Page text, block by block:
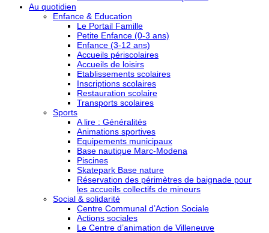
Au quotidien
Enfance & Education
Le Portail Famille
Petite Enfance (0-3 ans)
Enfance (3-12 ans)
Accueils périscolaires
Accueils de loisirs
Etablissements scolaires
Inscriptions scolaires
Restauration scolaire
Transports scolaires
Sports
A lire : Généralités
Animations sportives
Equipements municipaux
Base nautique Marc-Modena
Piscines
Skatepark Base nature
Réservation des périmètres de baignade pour
les accueils collectifs de mineurs
Social & solidarité
Centre Communal d’Action Sociale
Actions sociales
Le Centre d’animation de Villeneuve